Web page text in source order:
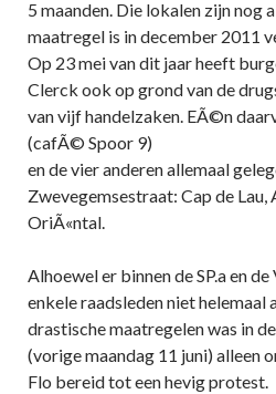
5 maanden. Die lokalen zijn nog
maatregel is in december 2011
Op 23 mei van dit jaar heeft
Clerck ook op grond van de
van vijf handelzaken. EÃ©n
(cafÃ© Spoor 9)
en de vier anderen allemaal
Zwevegemsestraat: Cap de Lau,
OriÃ«ntal.
Alhoewel er binnen de SP.a en
enkele raadsleden niet helemaal
drastische maatregelen was in
(vorige maandag 11 juni) alleen
Flo bereid tot een hevig protest.